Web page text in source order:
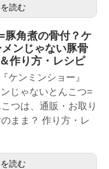
読む
豚角煮の骨付？ケ
ンじゃない豚骨
作り方・レシピ
ケンミンショー』
じゃないとんこつ=
つは、通販・お取り
まま？ 作り方・レ
読む